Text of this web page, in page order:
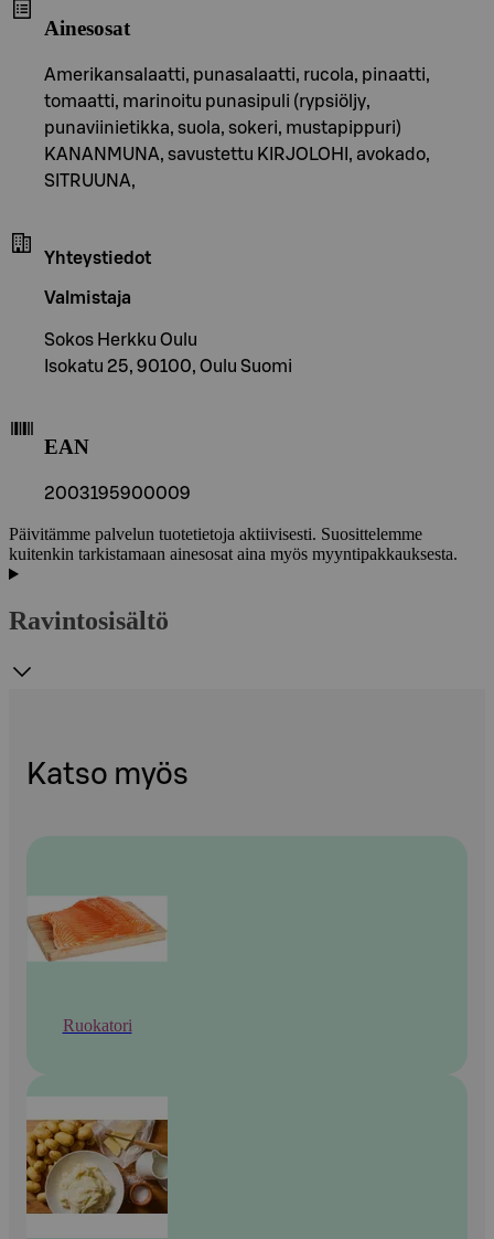
Ainesosat
Amerikansalaatti, punasalaatti, rucola, pinaatti,
tomaatti, marinoitu punasipuli (rypsiöljy,
punaviinietikka, suola, sokeri, mustapippuri)
KANANMUNA, savustettu KIRJOLOHI, avokado,
SITRUUNA,
Yhteystiedot
Valmistaja
Sokos Herkku Oulu
Isokatu 25, 90100, Oulu Suomi
EAN
2003195900009
Päivitämme palvelun tuotetietoja aktiivisesti. Suosittelemme
kuitenkin tarkistamaan ainesosat aina myös myyntipakkauksesta.
Ravintosisältö
Katso myös
Ruokatori